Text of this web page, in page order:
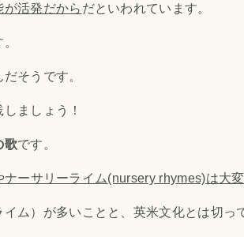
活発だから だといわれています。
そうです。
ましょう！
歌です。
ナーサリーライム(nursery rhymes)は大
ム）が多いことと、 英米文化とは切っ